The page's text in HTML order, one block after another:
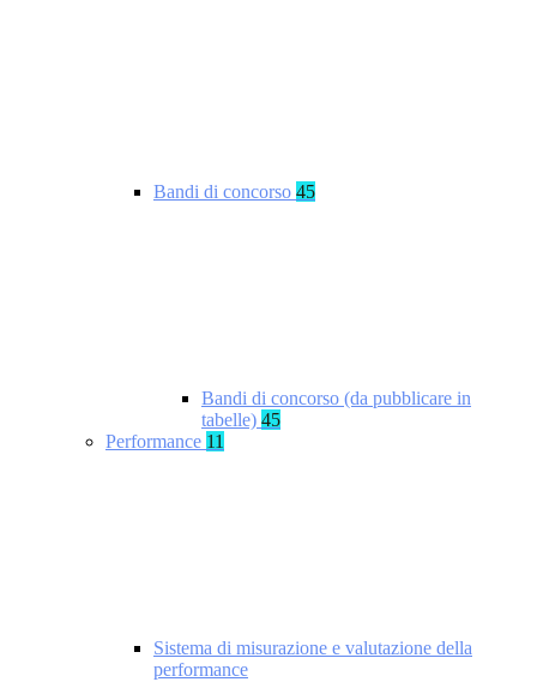
Bandi di concorso 45
Bandi di concorso (da pubblicare in
tabelle) 45
Performance 11
Sistema di misurazione e valutazione della
performance